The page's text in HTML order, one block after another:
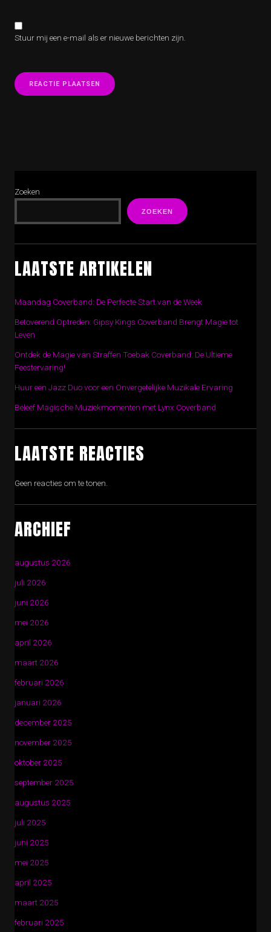
Stuur mij een e-mail als er nieuwe berichten zijn.
Zoeken
ZOEKEN
LAATSTE ARTIKELEN
Maandag Coverband: De Perfecte Start van de Week
Betoverend Optreden: Gipsy Kings Coverband Brengt Magie tot
Leven
Ontdek de Magie van Straffen Toebak Coverband: De Ultieme
Feestervaring!
Huur een Jazz Duo voor een Onvergetelijke Muzikale Ervaring
Beleef Magische Muziekmomenten met Lynx Coverband
LAATSTE REACTIES
Geen reacties om te tonen.
ARCHIEF
augustus 2026
juli 2026
juni 2026
mei 2026
april 2026
maart 2026
februari 2026
januari 2026
december 2025
november 2025
oktober 2025
september 2025
augustus 2025
juli 2025
juni 2025
mei 2025
april 2025
maart 2025
februari 2025